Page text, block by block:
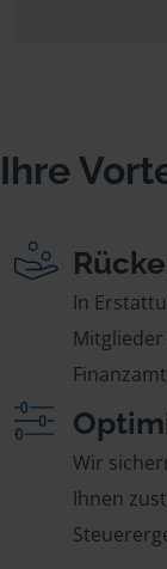
Ihre
In
Wir
Ihnen